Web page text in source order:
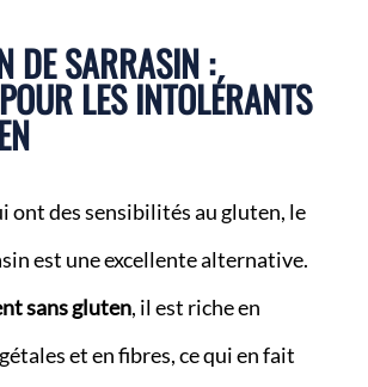
DE SARRASIN :
LES INTOLÉRANTS
ont des sensibilités au gluten, le
est une excellente alternative.
sans gluten, il est riche en
et en fibres, ce qui en fait